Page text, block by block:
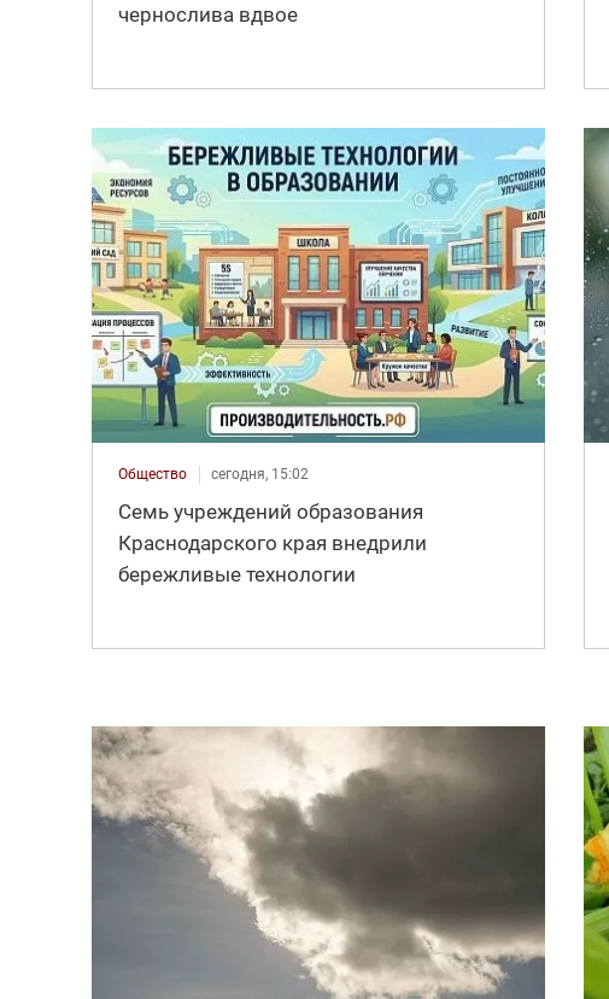
чернослива вдвое
Общество сегодня, 15:02
Семь учреждений образования
Краснодарского края внедрили
бережливые технологии